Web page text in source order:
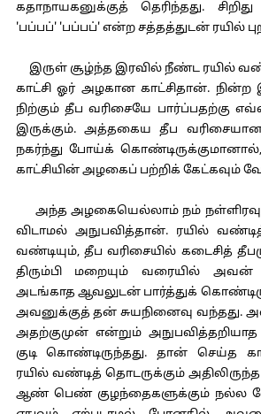
கதாநாயகனுக்குத் தெரிந்தது.
'பப்பப்' 'பப்பப்' என்ற சத்தத்துடன் ரயில்
இருள் சூழ்ந்த இரவில் நீண்ட ரயில்
காட்சி ஓர் அழகான காட்சிதான். நின்ற
நிற்கும் தீப வரிசையே பார்ப்பதற்கு
இருக்கும். அத்தகைய தீப
நகர்ந்து போய்க்
காட்சியின் அழகைப் பற்றிக் கேட்கவும்
அந்த அழகையெல்லாம் நம் நள்ளிரவுப்
விடாமல் அநுபவித்தான். ரயில்
வண்டியும், தீப வரிசையில் கடைசித்
திரும்பி மறையும் வரையில்
அடங்காத ஆவலுடன் பார்த்துக்
அவனுக்குத் தன் சுயநினைவு வந்தது.
அதற்குமுன் என்றும்
குடி கொண்டிருந்தது. தான் செய்த
ரயில் வண்டித் தொடருக்கும்
ஆண் பெண் குழந்தைகளுக்கும் நல்ல